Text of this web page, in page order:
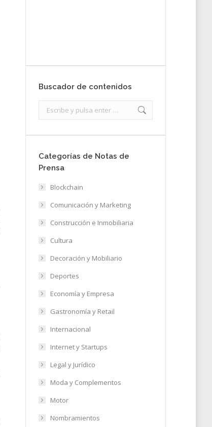
Buscador de contenidos
Categorías de Notas de
Prensa
Blockchain
Comunicación y Marketing
Construcción e Inmobiliaria
Cultura
Decoración y Mobiliario
Deportes
Economía y Empresa
Gastronomía y Retail
Internacional
Internet y Startups
Legal y Jurídico
Moda y Complementos
Motor
Nombramientos